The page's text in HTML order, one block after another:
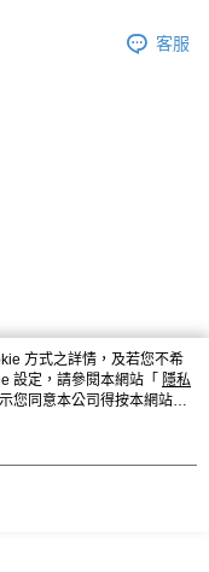
客服
方式之詳情，及若您不希
設定，請參閱本網站「 隱私
您同意本公司得按本網站使